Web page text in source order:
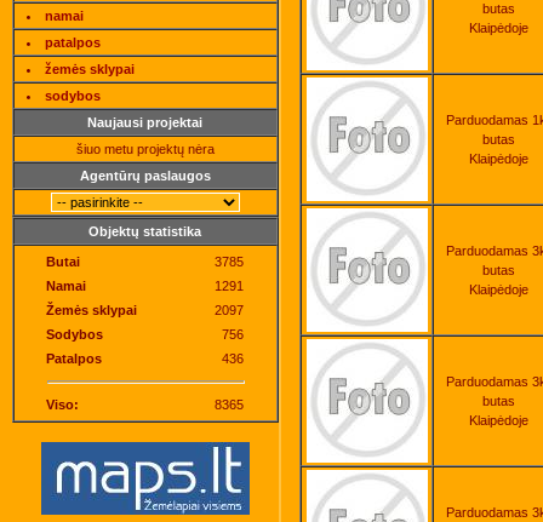
namai
patalpos
žemės sklypai
sodybos
Naujausi projektai
šiuo metu projektų nėra
Agentūrų paslaugos
Objektų statistika
Butai
3785
Namai
1291
Žemės sklypai
2097
Sodybos
756
Patalpos
436
Viso: 8365
butas
Klaipėdoje
Parduodamas
butas
Klaipėdoje
Parduodamas
butas
Klaipėdoje
Parduodamas
butas
Klaipėdoje
Parduodamas